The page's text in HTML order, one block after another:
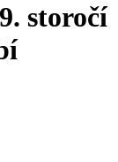
storočí